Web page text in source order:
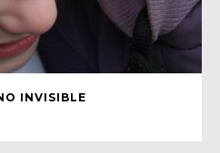
INVISIBLE